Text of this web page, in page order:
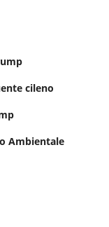
cileno
Ambientale